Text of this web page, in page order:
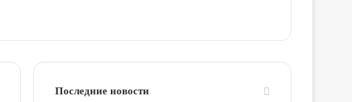
Последние новости